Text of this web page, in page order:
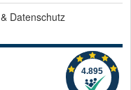
& Datenschutz